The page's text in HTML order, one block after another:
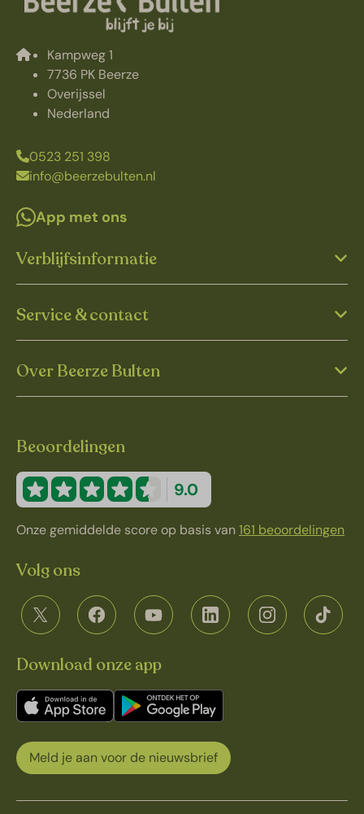
Kampweg 1
7736 PK Beerze
Overijssel
Nederland
0523 251 398
info@beerzebulten.nl
App met ons
Verblijfsinformatie
Service & contact
Over Beerze Bulten
Beoordelingen
9.0
Onze gemiddelde score op basis van161 beoordelingen
Volg ons
Download onze app
Meld je aan voor de nieuwsbrief